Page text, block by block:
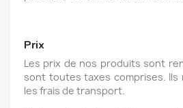
Prix
Les prix de nos produits sont
sont toutes taxes comprises. Ils
les frais de transport.